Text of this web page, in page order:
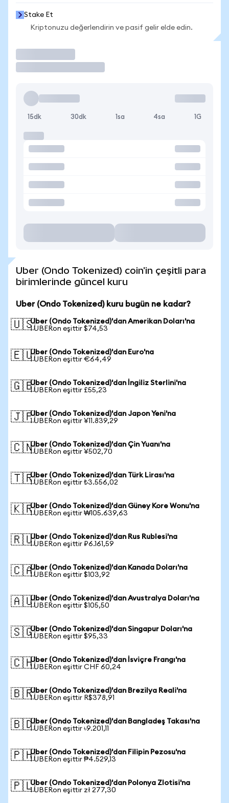
Stake Et
Kriptonuzu değerlendirin ve pasif gelir elde edin.
15dk 30dk 1sa 4sa 1G
Uber (Ondo Tokenized) coin'in çeşitli para
birimlerinde güncel kuru
Uber (Ondo Tokenized) kuru bugün ne kadar?
🇺🇸Uber (Ondo Tokenized)'dan Amerikan Doları'na
1 UBERon eşittir $74,53
🇪🇺Uber (Ondo Tokenized)'dan Euro'na
1 UBERon eşittir €64,49
🇬🇧Uber (Ondo Tokenized)'dan İngiliz Sterlini'na
1 UBERon eşittir £55,23
🇯🇵Uber (Ondo Tokenized)'dan Japon Yeni'na
1 UBERon eşittir ¥11.839,29
🇨🇳Uber (Ondo Tokenized)'dan Çin Yuanı'na
1 UBERon eşittir ¥502,70
🇹🇷Uber (Ondo Tokenized)'dan Türk Lirası'na
1 UBERon eşittir ₺3.556,02
🇰🇷Uber (Ondo Tokenized)'dan Güney Kore Wonu'na
1 UBERon eşittir ₩105.639,63
🇷🇺Uber (Ondo Tokenized)'dan Rus Rublesi'na
1 UBERon eşittir ₽6.161,59
🇨🇦Uber (Ondo Tokenized)'dan Kanada Doları'na
1 UBERon eşittir $103,92
🇦🇺Uber (Ondo Tokenized)'dan Avustralya Doları'na
1 UBERon eşittir $105,50
🇸🇬Uber (Ondo Tokenized)'dan Singapur Doları'na
1 UBERon eşittir $95,33
🇨🇭Uber (Ondo Tokenized)'dan İsviçre Frangı'na
1 UBERon eşittir CHF 60,24
🇧🇷Uber (Ondo Tokenized)'dan Brezilya Reali'na
1 UBERon eşittir R$378,91
🇧🇩Uber (Ondo Tokenized)'dan Bangladeş Takası'na
1 UBERon eşittir ৳9.201,11
🇵🇭Uber (Ondo Tokenized)'dan Filipin Pezosu'na
1 UBERon eşittir ₱4.529,13
🇵🇱Uber (Ondo Tokenized)'dan Polonya Zlotisi'na
1 UBERon eşittir zł 277,30